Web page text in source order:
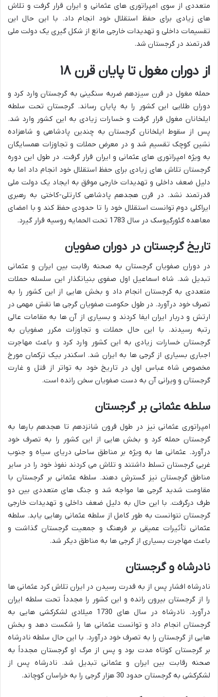
متعددی از سوی امپراتوری های عثمانی و ایران قرار گرفت و تلاش
های زیادی برای حفظ استقلال خود انجام داد. با این حال این
تقسیمات داخلی و تهدیدات خارجی مانع از شکل گیری یک دولت ملی
قدرتمند در گرجستان شد.
از دوران مغول تا پایان قرن ۱۸
حمله مغول در قرن سیزدهم ضربه سنگینی به گرجستان وارد کرد و
دوران طلایی این کشور را به پایان رساند. گرجستان تحت سلطه
ایلخانان مغول قرار گرفت و خسارات زیادی به این کشور وارد شد.
پس از سقوط ایلخانان گرجستان به چندین پادشاهی و شاهزاده
نشین کوچک تقسیم شد و در معرض حملات و تجاوزات همسایگان
به ویژه امپراتوری های عثمانی و ایران قرار گرفت. در طول این دوره
گرجستان تلاش های زیادی برای حفظ استقلال خود انجام داد اما به
دلیل ضعف داخلی و تهدیدات خارجی موفق به ایجاد یک دولت ملی
قدرتمند نشد. در قرن هجدهم پادشاهی کارتلی-کاختی به رهبری
ایراکلی دوم توانست استقلال خود را تا حدودی حفظ کند و با امضای
معاهده گئورگیوسک در سال 1783 تحت الحمایه روسیه قرار گیرد.
تاریخ گرجستان در دوران صفویان
در دوران صفویان گرجستان به صحنه رقابت بین ایران و عثمانی
تبدیل شد. شاه اسماعیل اول صفوی بنیانگذار این سلسله حملات
متعددی به گرجستان انجام داد و بخش هایی از این کشور را به
تصرف خود درآورد. در طول حکومت صفویان گرجی ها نقش مهمی در
ارتش و دربار ایران ایفا کردند و بسیاری از آن ها به مقامات عالی
رتبه رسیدند. با این حال حملات و تجاوزات مکرر صفویان به
گرجستان خسارات زیادی به این کشور وارد کرد و باعث مهاجرت
اجباری بسیاری از گرجی ها به ایران شد. اسکندر بیک ترکمان مورخ
مخصوص شاه عباس اول در تاریخ خود به تواتر از قتل و غارت
گرجستان و ویرانی آن به دست صفویان سخن رانده است.
سلطه عثمانی بر گرجستان
امپراتوری عثمانی نیز در طول قرون شانزدهم تا هجدهم بارها به
گرجستان حمله کرد و بخش هایی از این کشور را به تصرف خود
درآورد. عثمانی ها به ویژه بر مناطق ساحلی دریای سیاه و جنوب
غربی گرجستان تسلط داشتند و تلاش می کردند نفوذ خود را در سایر
مناطق گرجستان نیز گسترش دهند. سلطه عثمانی بر گرجستان با
مقاومت شدید گرجی ها مواجه شد و جنگ های متعددی بین دو
طرف درگرفت. با این حال به دلیل ضعف داخلی و تهدیدات خارجی
گرجستان نتوانست به طور کامل از سلطه عثمانی رهایی یابد. سلطه
عثمانی تأثیرات عمیقی بر فرهنگ و جمعیت گرجستان گذاشت و
باعث مهاجرت بسیاری از گرجی ها به مناطق دیگر شد.
نادرشاه و گرجستان
نادرشاه افشار پس از به قدرت رسیدن در ایران تلاش کرد عثمانی ها
را از گرجستان بیرون رانده و این کشور را مجدداً تحت سلطه ایران
درآورد. نادرشاه در سال های 1730 میلادی لشکرکشی هایی به
گرجستان انجام داد و توانست عثمانی ها را شکست دهد و بخش
هایی از گرجستان را به تصرف خود درآورد. با این حال سلطه نادرشاه
بر گرجستان کوتاه مدت بود و پس از مرگ او گرجستان مجدداً به
صحنه رقابت بین ایران و عثمانی تبدیل شد. نادرشاه پس از
لشکرکشی به گرجستان حدود 30 هزار گرجی را به خراسان کوچاند.